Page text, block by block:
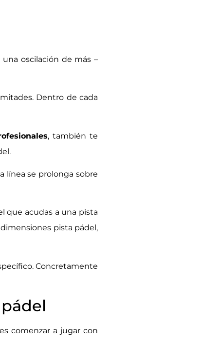
oscilación de más –
Dentro de cada
, también te
línea se prolonga sobre
que acudas a una pista
pista pádel,
Concretamente
comenzar a jugar con